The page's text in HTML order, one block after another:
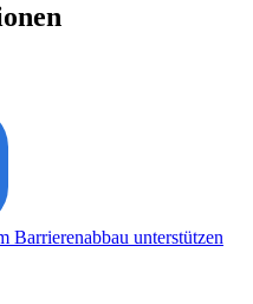
Barrierenabbau unterstützen